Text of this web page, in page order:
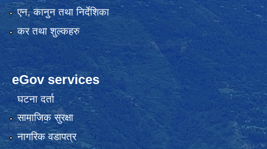
एन, कानुन तथा निर्देशिका
कर तथा शुल्कहरु
eGov services
घटना दर्ता
सामाजिक सुरक्षा
नागरिक वडापत्र